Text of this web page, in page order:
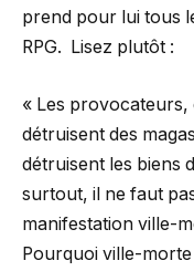
prend pour lui tous
RPG. Lisez plutôt :
« Les provocateurs,
détruisent des
détruisent les biens
surtout, il ne faut
manifestation ville-
Pourquoi ville-morte